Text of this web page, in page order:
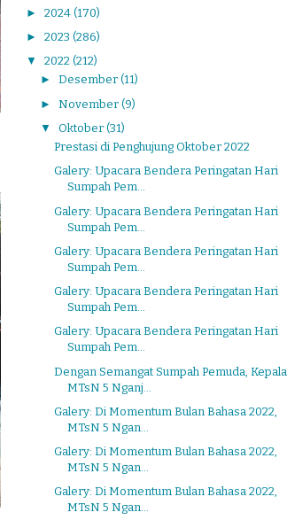
► 2024 (170)
► 2023 (286)
▼ 2022 (212)
► Desember (11)
► November (9)
▼ Oktober (31)
Prestasi di Penghujung Oktober 2022
Galery: Upacara Bendera Peringatan Hari
Sumpah Pem...
Galery: Upacara Bendera Peringatan Hari
Sumpah Pem...
Galery: Upacara Bendera Peringatan Hari
Sumpah Pem...
Galery: Upacara Bendera Peringatan Hari
Sumpah Pem...
Galery: Upacara Bendera Peringatan Hari
Sumpah Pem...
Dengan Semangat Sumpah Pemuda, Kepala
MTsN 5 Nganj...
Galery: Di Momentum Bulan Bahasa 2022,
MTsN 5 Ngan...
Galery: Di Momentum Bulan Bahasa 2022,
MTsN 5 Ngan...
Galery: Di Momentum Bulan Bahasa 2022,
MTsN 5 Ngan...